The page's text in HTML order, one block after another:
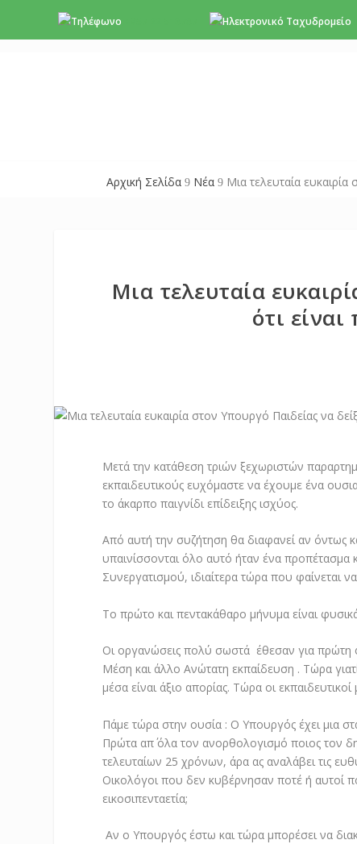
Αρχική Σελίδα 9 Νέα 9 Μια τελευταία ευκαιρία
Μια τελευταία
ότι
Μετά την κατάθεση τριών ξεχωριστών
εκπαιδευτικούς ευχόμαστε να έχουμε ένα
το άκαρπο παιγνίδι επίδειξης ισχύος.
Από αυτή την συζήτηση θα διαφανεί αν όντως
υπαινίσσονται όλο αυτό ήταν ένα
Συνεργατισμού, ιδιαίτερα τώρα που φαίνεται
Το πρώτο και πεντακάθαρο μήνυμα είναι
Οι οργανώσεις πολύ σωστά έθεσαν για πρώτη
Μέση και άλλο Ανώτατη εκπαίδευση . Τώρα
μέσα είναι άξιο απορίας. Τώρα οι
Πάμε τώρα στην ουσία : Ο Υπουργός έχει μια
Πρώτα απ΄ όλα τον ανορθολογισμό ποιος τον
τελευταίων 25 χρόνων, άρα ας αναλάβει τις
Οικολόγοι που δεν κυβέρνησαν ποτέ ή αυτοί
εικοσιπενταετία;
Αν ο Υπουργός έστω και τώρα μπορέσει να